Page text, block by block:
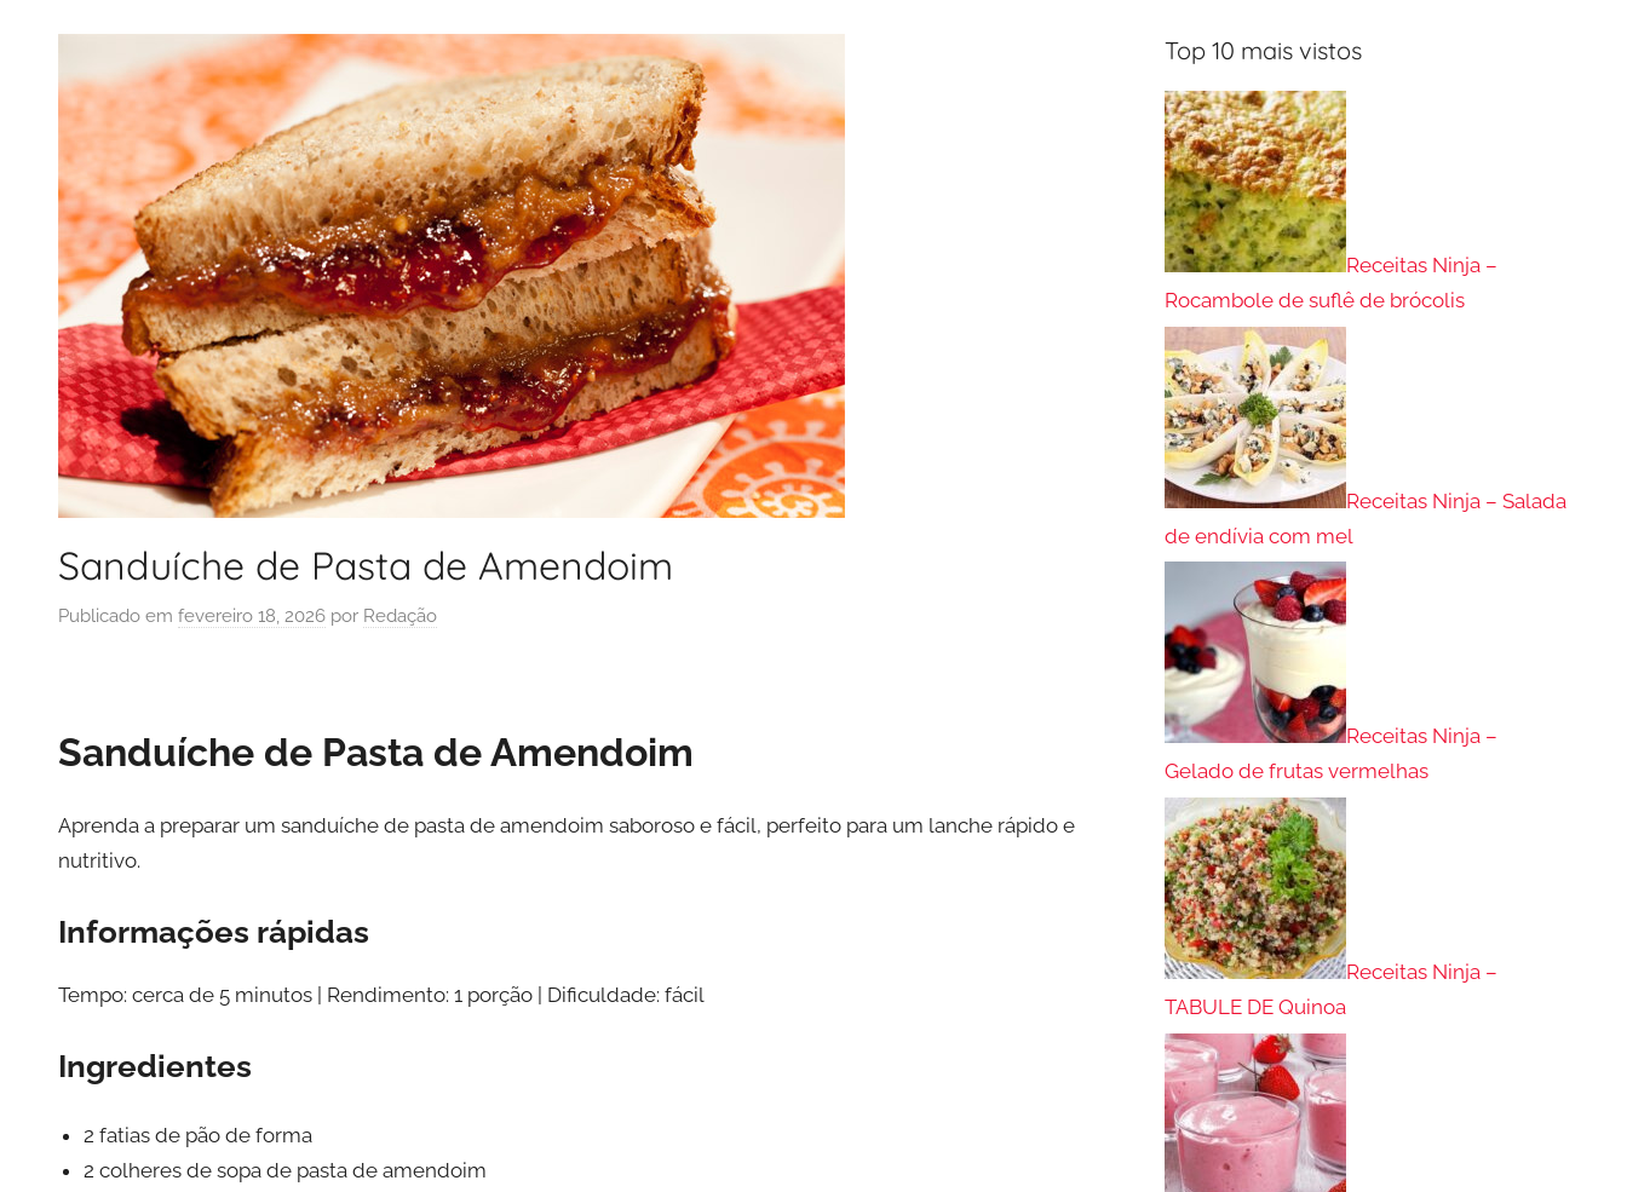
Sanduíche de Pasta de Amendoim
Publicado em fevereiro 18, 2026 por Redação
Sanduíche de Pasta de Amendoim
Aprenda a preparar um sanduíche de pasta de amendoim saboroso e fácil, perfeito para um lanche rápido e
nutritivo.
Informações rápidas
Tempo: cerca de 5 minutos | Rendimento: 1 porção | Dificuldade: fácil
Ingredientes
2 fatias de pão de forma
2 colheres de sopa de pasta de amendoim
Top 10 mais vistos
Receitas Ninja –
Rocambole de suflê de brócolis
Receitas Ninja – Salada
de endívia com mel
Receitas Ninja –
Gelado de frutas vermelhas
Receitas Ninja –
TABULE DE Quinoa